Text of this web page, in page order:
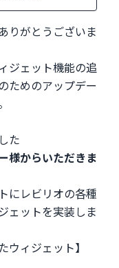
りがとうございま
ジェット機能の追
ためのアップデー
た
様からいただきま
にレビリオの各種
ェットを実装しま
ウィジェット】